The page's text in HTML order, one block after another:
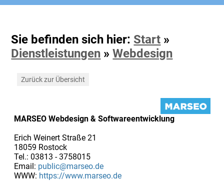
Sie befinden sich hier: Start »
Dienstleistungen »Webdesign
Zurück zur Übersicht
MARSEO Webdesign & Softwareentwicklung
Erich Weinert Straße 21
18059 Rostock
Tel.: 03813 - 3758015
Email: public@marseo.de
WWW: https://www.marseo.de